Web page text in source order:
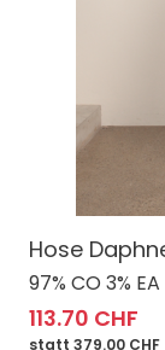
Hose
97% CO 3% EA
113.70 CHF
statt 379.00 CHF